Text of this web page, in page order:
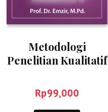
Metodologi
Penelitian Kualitatif
Emzir
Rp99,000